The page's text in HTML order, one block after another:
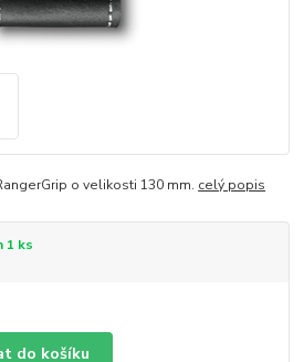
o velikosti 130 mm. celý popis
1 ks
do košíku